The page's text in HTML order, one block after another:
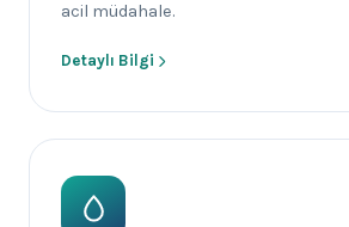
acil müdahale.
Detaylı Bilgi